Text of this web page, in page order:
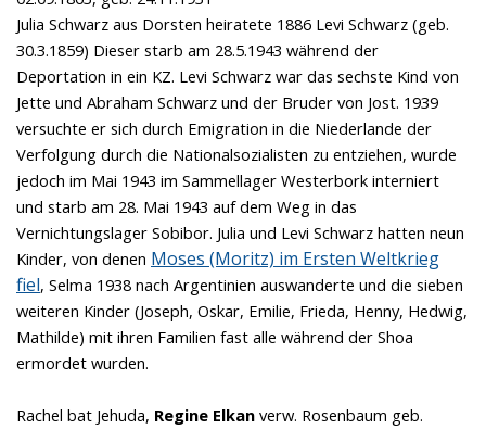
Julia Schwarz aus Dorsten heiratete 1886 Levi Schwarz (geb.
30.3.1859) Dieser starb am 28.5.1943 während der
Deportation in ein KZ. Levi Schwarz war das sechste Kind von
Jette und Abraham Schwarz und der Bruder von Jost. 1939
versuchte er sich durch Emigration in die Niederlande der
Verfolgung durch die Nationalsozialisten zu entziehen, wurde
jedoch im Mai 1943 im Sammellager Westerbork interniert
und starb am 28. Mai 1943 auf dem Weg in das
Vernichtungslager Sobibor. Julia und Levi Schwarz hatten neun
Kinder, von denen Moses (Moritz) im Ersten Weltkrieg
fiel, Selma 1938 nach Argentinien auswanderte und die sieben
weiteren Kinder (Joseph, Oskar, Emilie, Frieda, Henny, Hedwig,
Mathilde) mit ihren Familien fast alle während der Shoa
ermordet wurden.
Rachel bat Jehuda, Regine Elkan verw. Rosenbaum geb.